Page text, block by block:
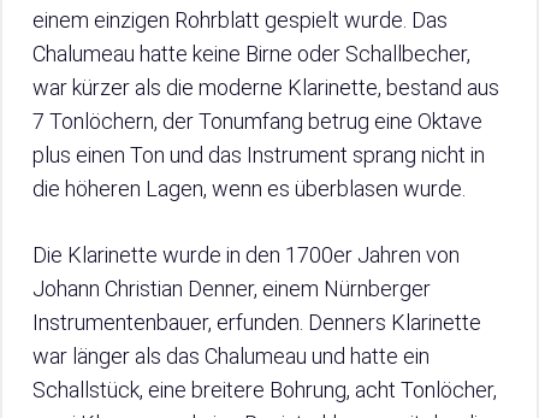
einem einzigen Rohrblatt gespielt wurde. Das
Chalumeau hatte keine Birne oder Schallbecher,
war kürzer als die moderne Klarinette, bestand aus
7 Tonlöchern, der Tonumfang betrug eine Oktave
plus einen Ton und das Instrument sprang nicht in
die höheren Lagen, wenn es überblasen wurde.
Die Klarinette wurde in den 1700er Jahren von
Johann Christian Denner, einem Nürnberger
Instrumentenbauer, erfunden. Denners Klarinette
war länger als das Chalumeau und hatte ein
Schallstück, eine breitere Bohrung, acht Tonlöcher,